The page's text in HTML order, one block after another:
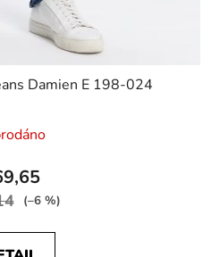
Damien E 198-024
(–6 %)